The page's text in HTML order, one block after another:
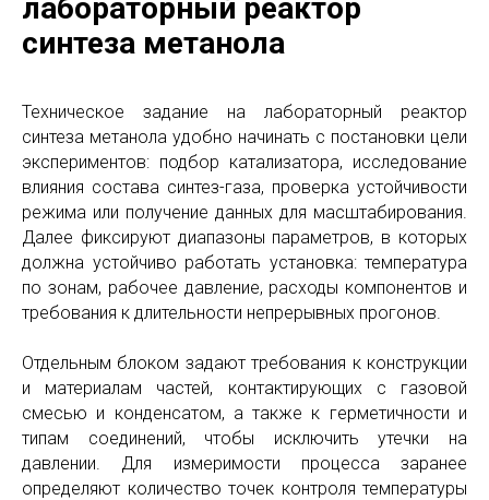
лабораторный реактор
синтеза метанола
Техническое задание на лабораторный реактор
синтеза метанола удобно начинать с постановки цели
экспериментов: подбор катализатора, исследование
влияния состава синтез-газа, проверка устойчивости
режима или получение данных для масштабирования.
Далее фиксируют диапазоны параметров, в которых
должна устойчиво работать установка: температура
по зонам, рабочее давление, расходы компонентов и
требования к длительности непрерывных прогонов.
Отдельным блоком задают требования к конструкции
и материалам частей, контактирующих с газовой
смесью и конденсатом, а также к герметичности и
типам соединений, чтобы исключить утечки на
давлении. Для измеримости процесса заранее
определяют количество точек контроля температуры